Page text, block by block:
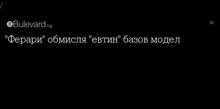
/
"Ферари" обмисля "евтин" базов модел